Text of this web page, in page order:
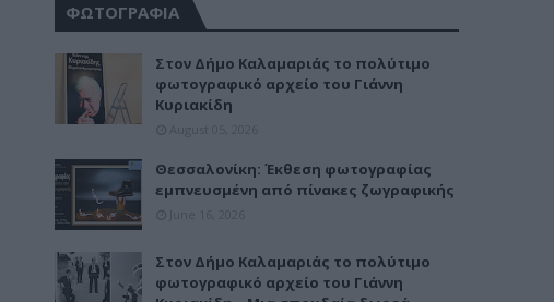
ΦΩΤΟΓΡΑΦΙΑ
Στον Δήμο Καλαμαριάς το πολύτιμο
φωτογραφικό αρχείο του Γιάννη
Κυριακίδη
Θεσσαλονίκη: Έκθεση φωτογραφίας
εμπνευσμένη από πίνακες ζωγραφικής
Στον Δήμο Καλαμαριάς το πολύτιμο
φωτογραφικό αρχείο του Γιάννη